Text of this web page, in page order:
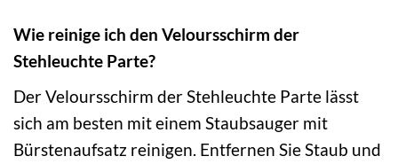
Wie reinige ich den Veloursschirm der
Stehleuchte Parte?
Der Veloursschirm der Stehleuchte Parte lässt
sich am besten mit einem Staubsauger mit
Bürstenaufsatz reinigen. Entfernen Sie Staub und